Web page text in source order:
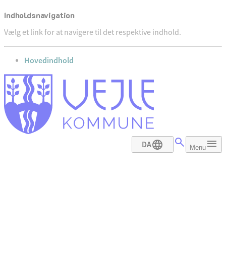
Indholdsnavigation
Vælg et link for at navigere til det respektive indhold.
gå til
Hovedindhold
DA Menu